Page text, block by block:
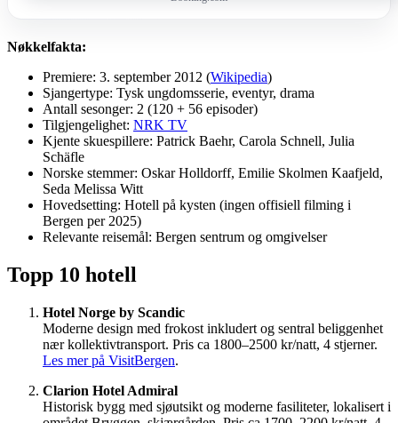
Nøkkelfakta:
Premiere: 3. september 2012 (Wikipedia)
Sjangertype: Tysk ungdomsserie, eventyr, drama
Antall sesonger: 2 (120 + 56 episoder)
Tilgjengelighet: NRK TV
Kjente skuespillere: Patrick Baehr, Carola Schnell, Julia
Schäfle
Norske stemmer: Oskar Holldorff, Emilie Skolmen Kaafjeld,
Seda Melissa Witt
Hovedsetting: Hotell på kysten (ingen offisiell filming i
Bergen per 2025)
Relevante reisemål: Bergen sentrum og omgivelser
Topp 10 hotell
Hotel Norge by Scandic
Moderne design med frokost inkludert og sentral beliggenhet
nær kollektivtransport. Pris ca 1800–2500 kr/natt, 4 stjerner.
Les mer på VisitBergen.
Clarion Hotel Admiral
Historisk bygg med sjøutsikt og moderne fasiliteter, lokalisert i